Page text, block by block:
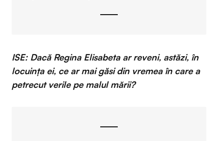
ISE: Dacă Regina Elisabeta ar reveni, astăzi, în
locuinţa ei, ce ar mai găsi din vremea în care a
petrecut verile pe malul mării?